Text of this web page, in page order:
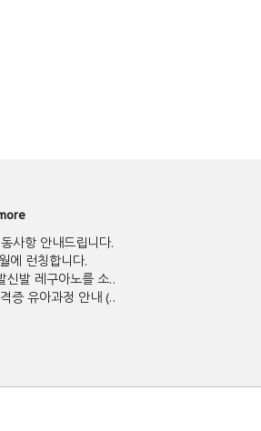
사항 안내드립니다.
에 런칭합니다.
신발 레구아노를 소..
증 유아과정 안내 (..